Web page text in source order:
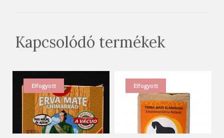
Kapcsolódó termékek
Elfogyott Elfogyott